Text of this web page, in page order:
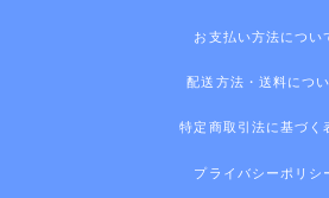
お支払い方法につい
配送方法・送料につ
特定商取引法に基づく
プライバシーポリシ